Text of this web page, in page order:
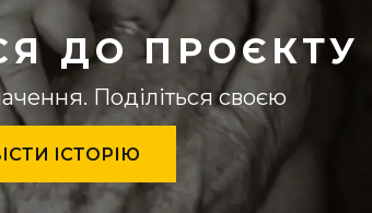
ДО ПРОЄКТУ
Поділіться своєю
ІСТОРІЮ